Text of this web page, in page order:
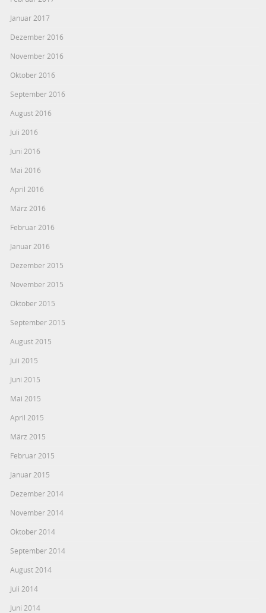
Januar 2017
Dezember 2016
November 2016
Oktober 2016
September 2016
August 2016
Juli 2016
Juni 2016
Mai 2016
April 2016
März 2016
Februar 2016
Januar 2016
Dezember 2015
November 2015
Oktober 2015
September 2015
August 2015
Juli 2015
Juni 2015
Mai 2015
April 2015
März 2015
Februar 2015
Januar 2015
Dezember 2014
November 2014
Oktober 2014
September 2014
August 2014
Juli 2014
Juni 2014